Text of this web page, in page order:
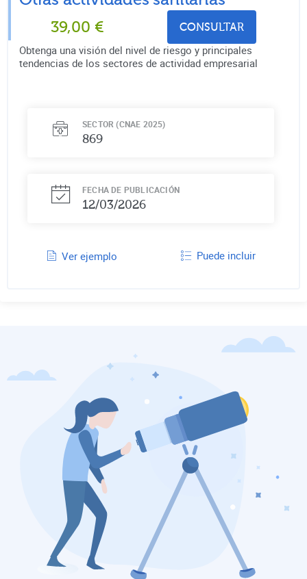
39,00 € CONSULTAR
Obtenga una visión del nivel de riesgo y principales
tendencias de los sectores de actividad empresarial
SECTOR (CNAE 2025)
869
FECHA DE PUBLICACIÓN
12/03/2026
Ver ejemplo Puede incluir